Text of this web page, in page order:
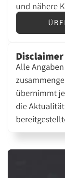
und nähere
Disclaimer
Alle
übernimmt
die